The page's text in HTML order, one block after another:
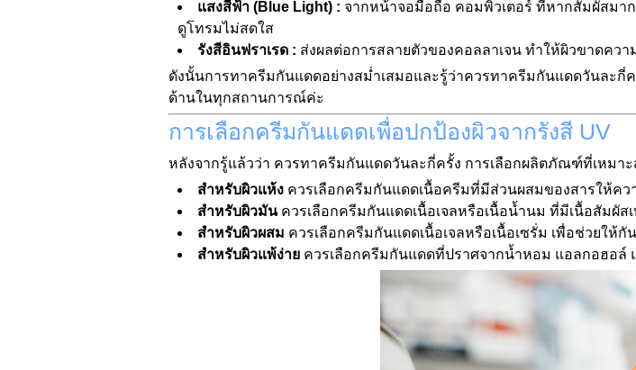
แสงสีฟ้า (Blue Light) : จากหน้าจอมือถือ คอมพิวเตอร์ ที่หากสัมผัสมา
ดูโทรมไม่สดใส
รังสีอินฟราเรด : ส่งผลต่อการสลายตัวของคอลลาเจน ทำให้ผิวขาดคว
ดังนั้นการทาครีมกันแดดอย่างสม่ำเสมอและรู้ว่าควรทาครีมกันแดดวันละกี่ค
ด้านในทุกสถานการณ์ค่ะ
การเลือกครีมกันแดดเพื่อปกป้องผิวจากรังสี UV
หลังจากรู้แล้วว่า ควรทาครีมกันแดดวันละกี่ครั้ง การเลือกผลิตภัณฑ์ที่เหมา
สำหรับผิวแห้ง ควรเลือกครีมกันแดดเนื้อครีมที่มีส่วนผสมของสารให้ค
สำหรับผิวมันควรเลือกครีมกันแดดเนื้อเจลหรือเนื้อน้ำนม ที่มีเนื้อสัมผัส
สำหรับผิวผสม ควรเลือกครีมกันแดดเนื้อเจลหรือเนื้อเซรั่ม เพื่อช่วยให้กั
สำหรับผิวแพ้ง่าย ควรเลือกครีมกันแดดที่ปราศจากน้ำหอม แอลกอฮอล์